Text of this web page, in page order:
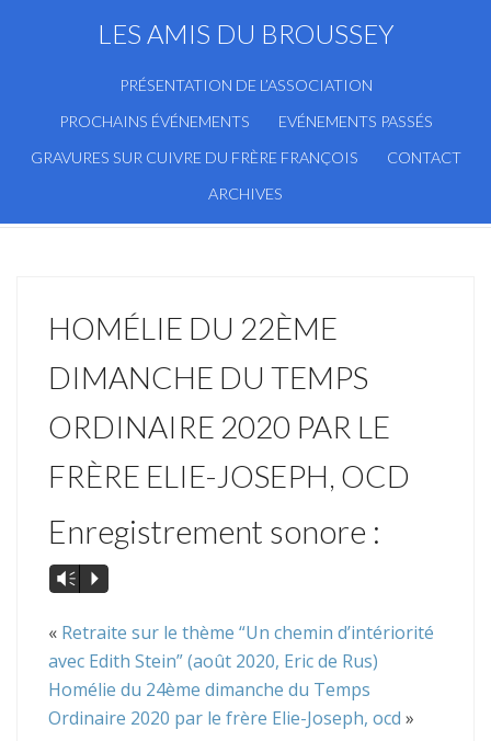
LES AMIS DU BROUSSEY
PRÉSENTATION DE L’ASSOCIATION
PROCHAINS ÉVÉNEMENTS
EVÉNEMENTS PASSÉS
GRAVURES SUR CUIVRE DU FRÈRE FRANÇOIS
CONTACT
ARCHIVES
HOMÉLIE DU 22ÈME
DIMANCHE DU TEMPS
ORDINAIRE 2020 PAR LE
FRÈRE ELIE-JOSEPH, OCD
Enregistrement sonore :
Vm P
« Retraite sur le thème “Un chemin d’intériorité
avec Edith Stein” (août 2020, Eric de Rus)
Homélie du 24ème dimanche du Temps
Ordinaire 2020 par le frère Elie-Joseph, ocd »